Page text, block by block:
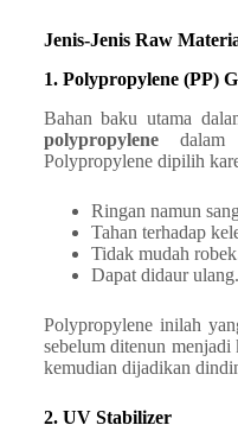
Jenis-Jenis Raw
1. Polypropylene (PP)
Bahan baku utama
polypropylenedalam
Polypropylene dipilih
Ringan namun
Tahan terhadap
Tidak mudah
Dapat didaur ulang.
Polypropylene inilah
sebelum ditenun
kemudian dijadikan
2. UV Stabilizer